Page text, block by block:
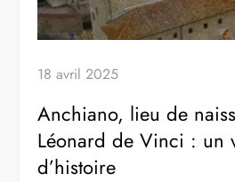
18 avril 2025
Anchiano, lieu de
Léonard de Vinci : un
d’histoire